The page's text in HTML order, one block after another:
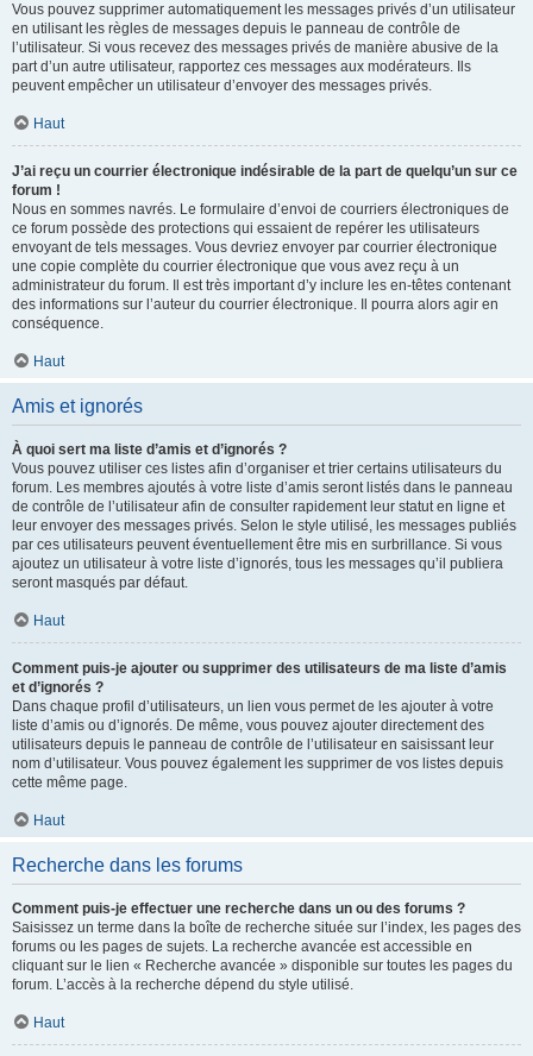
Vous pouvez supprimer automatiquement les messages privés d’un utilisateur
en utilisant les règles de messages depuis le panneau de contrôle de
l’utilisateur. Si vous recevez des messages privés de manière abusive de la
part d’un autre utilisateur, rapportez ces messages aux modérateurs. Ils
peuvent empêcher un utilisateur d’envoyer des messages privés.
Haut
J’ai reçu un courrier électronique indésirable de la part de quelqu’un sur ce
forum !
Nous en sommes navrés. Le formulaire d’envoi de courriers électroniques de
ce forum possède des protections qui essaient de repérer les utilisateurs
envoyant de tels messages. Vous devriez envoyer par courrier électronique
une copie complète du courrier électronique que vous avez reçu à un
administrateur du forum. Il est très important d’y inclure les en-têtes contenant
des informations sur l’auteur du courrier électronique. Il pourra alors agir en
conséquence.
Haut
Amis et ignorés
À quoi sert ma liste d’amis et d’ignorés ?
Vous pouvez utiliser ces listes afin d’organiser et trier certains utilisateurs du
forum. Les membres ajoutés à votre liste d’amis seront listés dans le panneau
de contrôle de l’utilisateur afin de consulter rapidement leur statut en ligne et
leur envoyer des messages privés. Selon le style utilisé, les messages publiés
par ces utilisateurs peuvent éventuellement être mis en surbrillance. Si vous
ajoutez un utilisateur à votre liste d’ignorés, tous les messages qu’il publiera
seront masqués par défaut.
Haut
Comment puis-je ajouter ou supprimer des utilisateurs de ma liste d’amis
et d’ignorés ?
Dans chaque profil d’utilisateurs, un lien vous permet de les ajouter à votre
liste d’amis ou d’ignorés. De même, vous pouvez ajouter directement des
utilisateurs depuis le panneau de contrôle de l’utilisateur en saisissant leur
nom d’utilisateur. Vous pouvez également les supprimer de vos listes depuis
cette même page.
Haut
Recherche dans les forums
Comment puis-je effectuer une recherche dans un ou des forums ?
Saisissez un terme dans la boîte de recherche située sur l’index, les pages des
forums ou les pages de sujets. La recherche avancée est accessible en
cliquant sur le lien « Recherche avancée » disponible sur toutes les pages du
forum. L’accès à la recherche dépend du style utilisé.
Haut